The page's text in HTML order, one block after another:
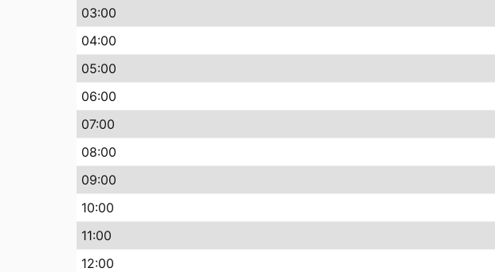
03:00
04:00
05:00
06:00
07:00
08:00
09:00
10:00
11:00
12:00